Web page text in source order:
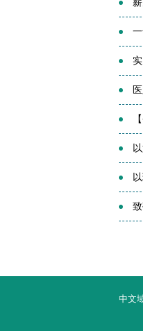
中文